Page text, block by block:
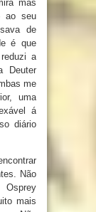
mas
ao seu
de
é que
a
Deuter
me
uma
á
diário
Não
mais